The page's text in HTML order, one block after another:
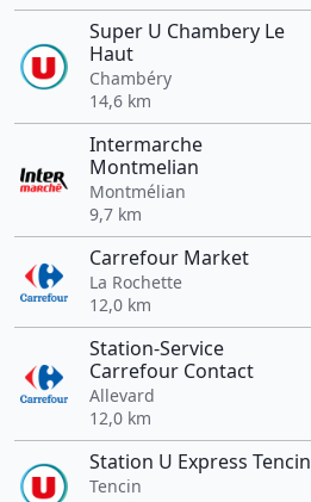
Super U Chambery Le
Haut
Chambéry
14,6 km
Intermarche
Montmelian
Montmélian
9,7 km
Carrefour Market
La Rochette
12,0 km
Station-Service
Carrefour Contact
Allevard
12,0 km
Station U Express Tencin
Tencin